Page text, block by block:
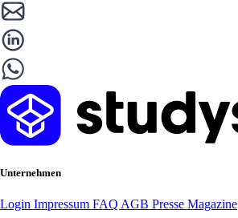
Unternehmen
Login Impressum FAQ AGB Presse Magazine